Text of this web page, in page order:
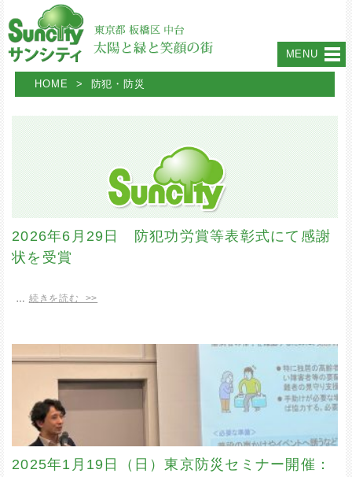
MENU
HOME > 防犯・防災
2026年6月29日 防犯功労賞等表彰式にて感謝
状を受賞
… 続きを読む >>
2025年1月19日（日）東京防災セミナー開催：